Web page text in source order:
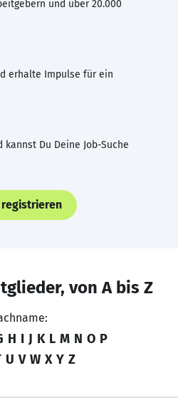
und über 20.000
erhalte Impulse für ein
Du Deine Job-Suche
registrieren
von A bis Z
H I J K L M N O P
U V W X Y Z